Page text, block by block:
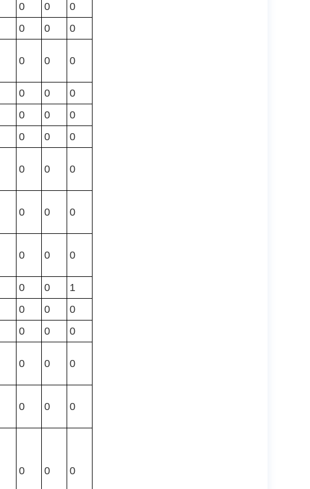
0 0
0
0 0
0
0 0 0
0 0
0
0 0
0
0 0 0
0 0 0
0 0 0
0 0 0
0 0
1
0 0
0
0 0
0
0 0 0
0 0 0
0 0 0